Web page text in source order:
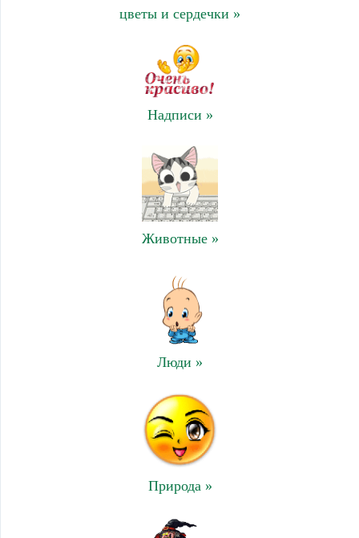
цветы и сердечки »
Надписи »
Животные »
Люди »
Природа »